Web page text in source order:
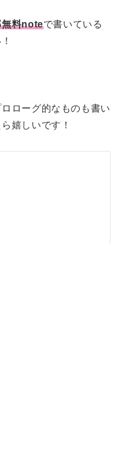
無料noteで書いている
ローグ的なものも書い
嬉しいです！